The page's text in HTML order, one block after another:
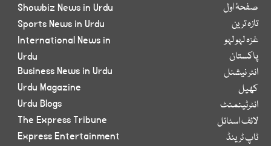
صفحۂ اول
تازہ ترین
غزہ لہو لہو
پاکستان
انٹر نیشنل
کھیل
انٹرٹینمنٹ
لائف اسٹائل
ٹاپ ٹرینڈ
Showbiz News in Urdu
Sports News in Urdu
International News in
Urdu
Business News in Urdu
Urdu Magazine
Urdu Blogs
The Express Tribune
Express Entertainment